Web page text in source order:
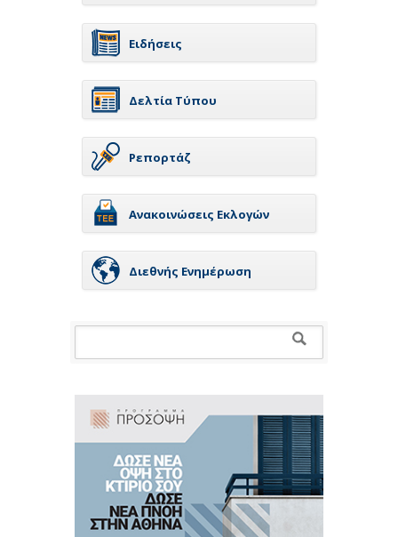
Ειδήσεις
Δελτία Τύπου
Ρεπορτάζ
Ανακοινώσεις Εκλογών
Διεθνής Ενημέρωση